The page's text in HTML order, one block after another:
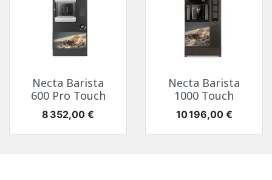
Necta Barista
600 Pro Touch
Prix
8 352,00 €
Necta Barista
1000 Touch
Prix
10 196,00 €